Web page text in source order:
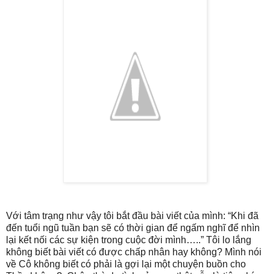
Với tâm trạng như vậy tôi bắt đầu bài viết của mình: “Khi đã
đến tuổi ngũ tuần bạn sẽ có thời gian để ngấm nghĩ để nhìn
lại kết nối các sự kiện trong cuộc đời mình…..” Tôi lo lắng
không biết bài viết có được chấp nhân hay không? Mình nói
về Cô không biết có phải là gợi lại một chuyện buồn cho